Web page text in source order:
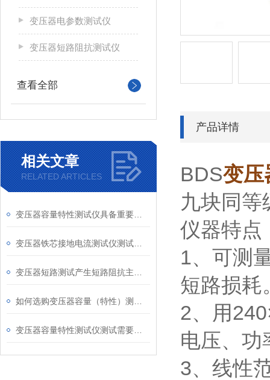
变压器电参数测试仪
变压器短路阻抗测试仪
查看全部
相关文章
RELATED ARTICLES
产品详情
BDS变压
九块同等
仪器特点
1、可测
短路损耗
2、用
电压、功
3、线性